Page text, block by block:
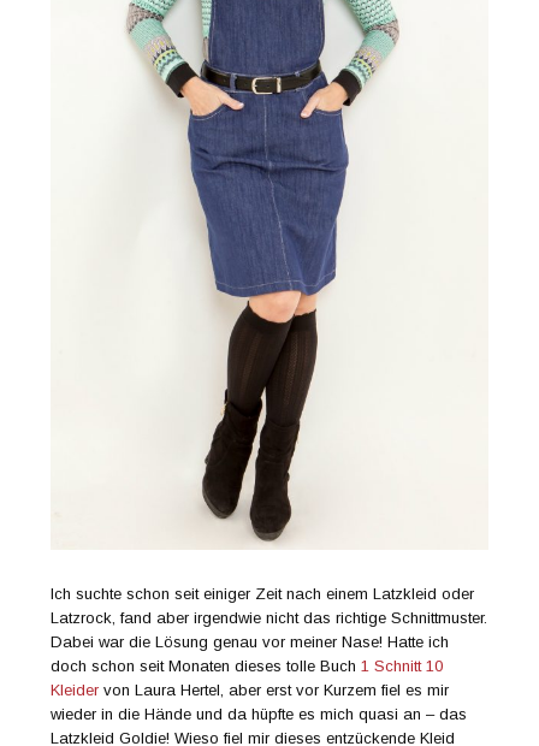
Ich suchte schon seit einiger Zeit nach einem Latzkleid oder
Latzrock, fand aber irgendwie nicht das richtige Schnittmuster.
Dabei war die Lösung genau vor meiner Nase! Hatte ich
doch schon seit Monaten dieses tolle Buch 1 Schnitt 10
Kleider von Laura Hertel, aber erst vor Kurzem fiel es mir
wieder in die Hände und da hüpfte es mich quasi an – das
Latzkleid Goldie! Wieso fiel mir dieses entzückende Kleid